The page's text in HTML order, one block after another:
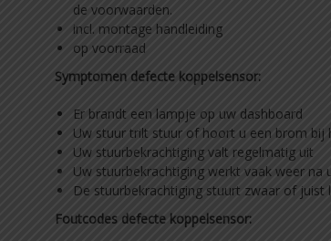
de voorwaarden.
incl. montage handleiding
op voorraad
Symptomen defecte koppelsensor:
Er brandt een lampje op uw dashboard
Uw stuur trilt stuur of hoort u een brom bij
Uw stuurbekrachtiging valt regelmatig uit
Uw stuurbekrachtiging werkt vaak weer na
De stuurbekrachtiging stuurt zwaar of juist
Foutcodes defecte koppelsensor: